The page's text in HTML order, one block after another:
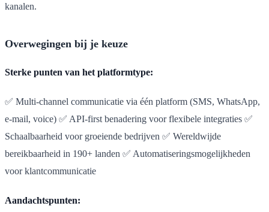
kanalen.
Overwegingen bij je keuze
Sterke punten van het platformtype:
✅ Multi-channel communicatie via één platform (SMS, WhatsApp,
e-mail, voice) ✅ API-first benadering voor flexibele integraties ✅
Schaalbaarheid voor groeiende bedrijven ✅ Wereldwijde
bereikbaarheid in 190+ landen ✅ Automatiseringsmogelijkheden
voor klantcommunicatie
Aandachtspunten: